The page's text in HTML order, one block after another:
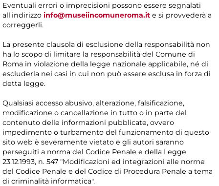
Eventuali errori o imprecisioni possono essere segnalati
all'indirizzo info@museiincomuneroma.it e si provvederà a
correggerli.
La presente clausola di esclusione della responsabilità non
ha lo scopo di limitare la responsabilità del Comune di
Roma in violazione della legge nazionale applicabile, né di
escluderla nei casi in cui non può essere esclusa in forza di
detta legge.
Qualsiasi accesso abusivo, alterazione, falsificazione,
modificazione o cancellazione in tutto o in parte del
contenuto delle informazioni pubblicate, ovvero
impedimento o turbamento del funzionamento di questo
sito web è severamente vietato e gli autori saranno
perseguiti a norma del Codice Penale e della Legge
23.12.1993, n. 547 "Modificazioni ed integrazioni alle norme
del Codice Penale e del Codice di Procedura Penale a tema
di criminalità informatica".